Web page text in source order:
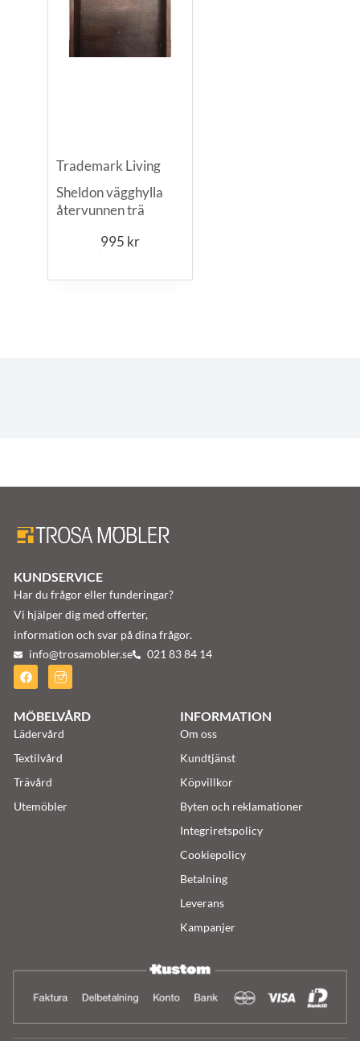
Trademark Living
Sheldon vägghylla
återvunnen trä
995 kr
KUNDSERVICE
Har du frågor eller funderingar?
Vi hjälper dig med offerter,
information och svar på dina frågor.
info@trosamobler.se 021 83 84 14
MÖBELVÅRD
Lädervård
Textilvård
Trävård
Utemöbler
INFORMATION
Om oss
Kundtjänst
Köpvillkor
Byten och reklamationer
Integriretspolicy
Cookiepolicy
Betalning
Leverans
Kampanjer